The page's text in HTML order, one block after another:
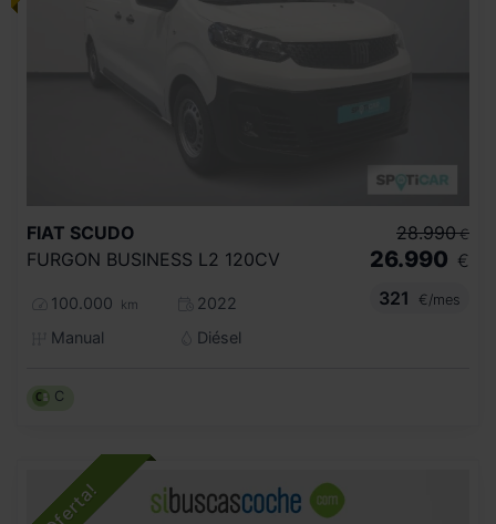
FIAT SCUDO
FURGON BUSINESS L2 120CV
100.000 km
2022
Manual
Diésel
28.990 €
26.990 €
321
€/mes
C